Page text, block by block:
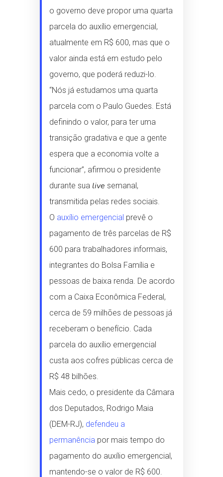
o governo deve propor uma quarta
parcela do auxílio emergencial,
atualmente em R$ 600, mas que o
valor ainda está em estudo pelo
governo, que poderá reduzi-lo.
“Nós já estudamos uma quarta
parcela com o Paulo Guedes. Está
definindo o valor, para ter uma
transição gradativa e que a gente
espera que a economia volte a
funcionar”, afirmou o presidente
durante sua live semanal,
transmitida pelas redes sociais.
O auxílio emergencial prevê o
pagamento de três parcelas de R$
600 para trabalhadores informais,
integrantes do Bolsa Família e
pessoas de baixa renda. De acordo
com a Caixa Econômica Federal,
cerca de 59 milhões de pessoas já
receberam o benefício. Cada
parcela do auxílio emergencial
custa aos cofres públicas cerca de
R$ 48 bilhões.
Mais cedo, o presidente da Câmara
dos Deputados, Rodrigo Maia
(DEM-RJ), defendeu a
permanência por mais tempo do
pagamento do auxílio emergencial,
mantendo-se o valor de R$ 600.